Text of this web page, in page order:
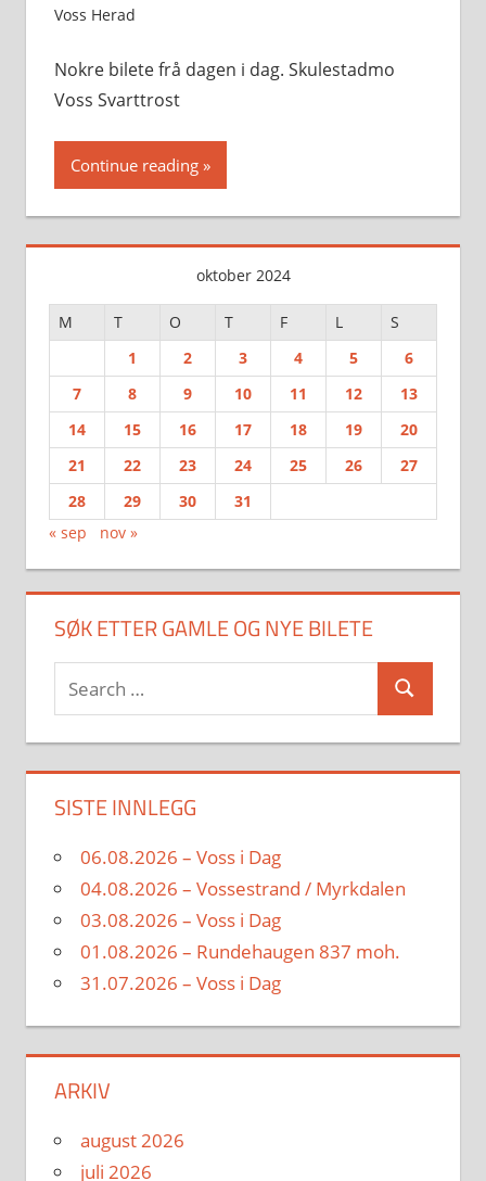
Voss Herad
Nokre bilete frå dagen i dag. Skulestadmo
Voss Svarttrost
Continue reading
oktober 2024
M T O T F L
S
1
2 3 4 5
6
7
8 9 10 11 12
13
14
15 16 17 18 19
20
21
22 23 24 25 26
27
28
29 30
31
« sep
nov »
SØK ETTER GAMLE OG NYE BILETE
Search
for:
Search
SISTE INNLEGG
06.08.2026 – Voss i Dag
04.08.2026 – Vossestrand / Myrkdalen
03.08.2026 – Voss i Dag
01.08.2026 – Rundehaugen 837 moh.
31.07.2026 – Voss i Dag
ARKIV
august 2026
juli 2026